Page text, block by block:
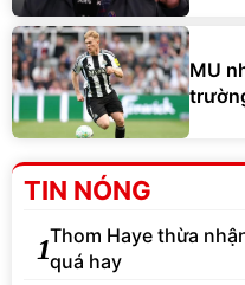
MU
TIN NÓNG
1Thom Haye thừa
quá hay